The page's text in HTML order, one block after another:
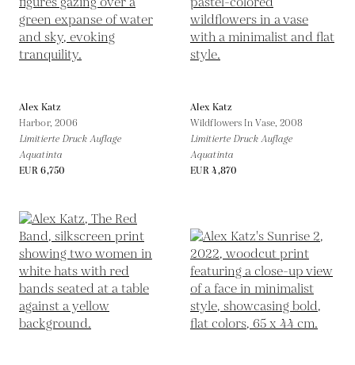
Alex Katz
Harbor, 2006
Limitierte Druck Auflage
Aquatinta
EUR 6,750
Alex Katz
Wildflowers In Vase,2008
Limitierte Druck Auflage
Aquatinta
EUR 4,870